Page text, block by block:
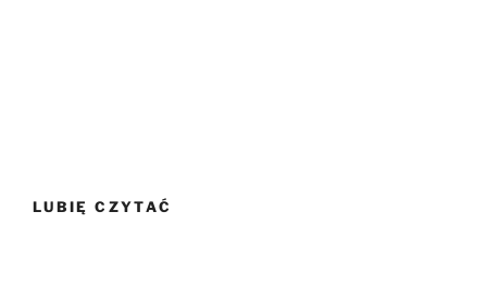
LUBIĘ CZYTAĆ